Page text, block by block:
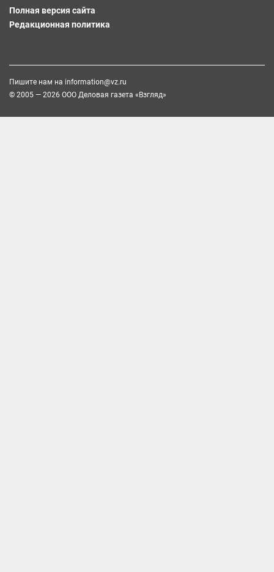
Полная версия сайта
Редакционная политика
Пишите нам на information@vz.ru
© 2005 — 2026 ООО Деловая газета «Взгляд»